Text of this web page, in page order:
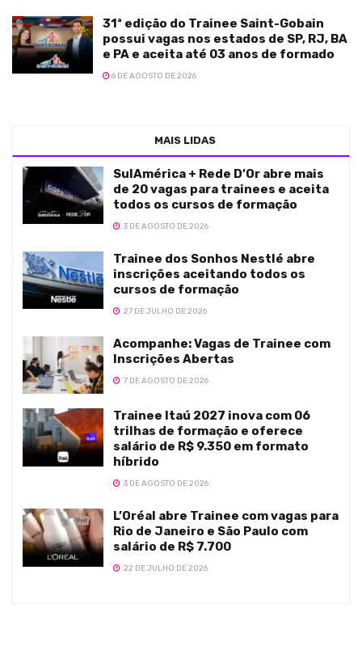
31ª edição do Trainee Saint-Gobain
possui vagas nos estados de SP, RJ, BA
e PA e aceita até 03 anos de formado
6 DE AGOSTO DE 2026
MAIS LIDAS
SulAmérica + Rede D’Or abre mais
de 20 vagas para trainees e aceita
todos os cursos de formação
3 DE AGOSTO DE 2026
Trainee dos Sonhos Nestlé abre
inscrições aceitando todos os
cursos de formação
27 DE JULHO DE 2026
Acompanhe: Vagas de Trainee com
Inscrições Abertas
7 DE AGOSTO DE 2026
Trainee Itaú 2027 inova com 06
trilhas de formação e oferece
salário de R$ 9.350 em formato
híbrido
3 DE AGOSTO DE 2026
L’Oréal abre Trainee com vagas para
Rio de Janeiro e São Paulo com
salário de R$ 7.700
22 DE JULHO DE 2026